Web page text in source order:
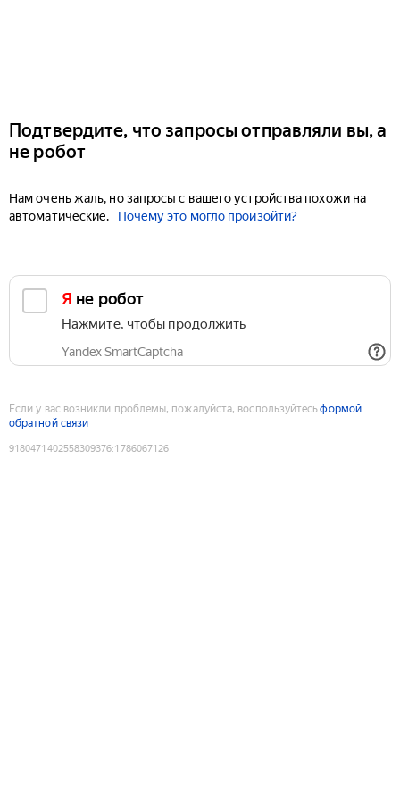
Подтвердите, что запросы отправляли вы, а
не робот
Нам очень жаль, но запросы с вашего устройства похожи на
автоматические.
Почему это могло произойти?
Я не робот
Нажмите, чтобы продолжить
Yandex SmartCaptcha
Если у вас возникли проблемы, пожалуйста, воспользуйтесьформой
обратной связи
9180471402558309376:1786067126